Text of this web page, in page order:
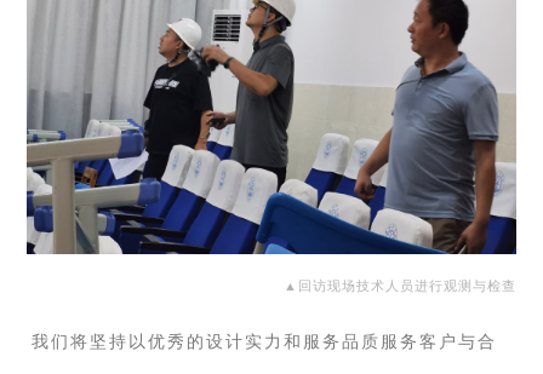
▲ 回访现场技术人员进行观测与检查
我们将坚持以优秀的设计实力和服务品质服务客户与合